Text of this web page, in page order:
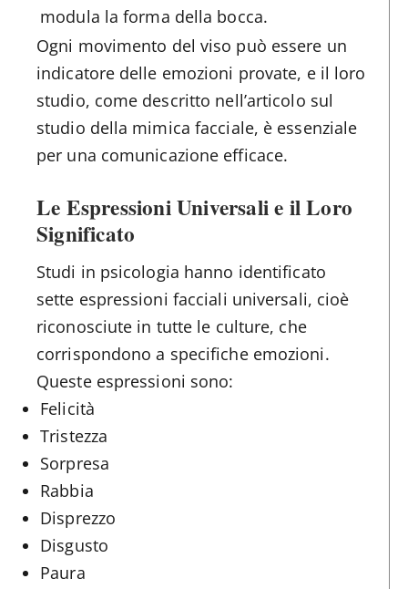
modula la forma della bocca.
Ogni movimento del viso può essere un
indicatore delle emozioni provate, e il loro
studio, come descritto nell’articolo sul
studio della mimica facciale, è essenziale
per una comunicazione efficace.
Le Espressioni Universali e il Loro
Significato
Studi in psicologia hanno identificato
sette espressioni facciali universali, cioè
riconosciute in tutte le culture, che
corrispondono a specifiche emozioni.
Queste espressioni sono:
Felicità
Tristezza
Sorpresa
Rabbia
Disprezzo
Disgusto
Paura